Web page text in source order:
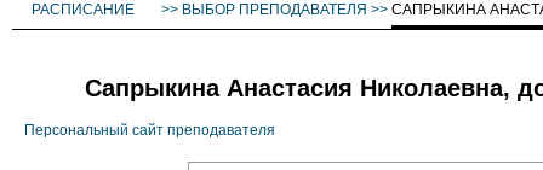
РАСПИСАНИЕ >> ВЫБОР ПРЕПОДАВАТЕЛЯ >> САПРЫКИНА
Сапрыкина Анастасия Николаевна,
Персональный сайт преподавателя